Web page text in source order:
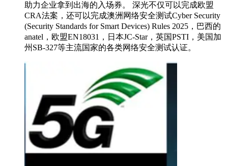
助力企业拿到出海的入场券。 深光不仅可以完成欧盟
CRA法案，还可以完成澳洲网络安全测试Cyber Security
(Security Standards for Smart Devices) Rules 2025，巴西的
anatel，欧盟EN18031，日本JC-Star，英国PSTI，美国加
州SB-327等主流国家的各类网络安全测试认证。